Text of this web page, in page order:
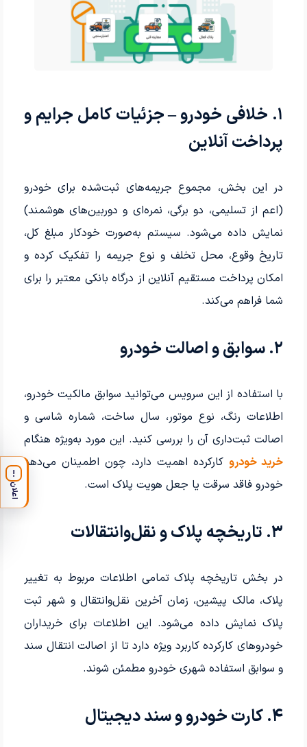
۱. خلافی خودرو – جزئیات کامل جرایم و
پرداخت آنلاین
در این بخش، مجموع جریمه‌های ثبت‌شده برای خودرو
(اعم از تسلیمی، دو برگی، نمره‌ای و دوربین‌های هوشمند)
نمایش داده می‌شود. سیستم به‌صورت خودکار مبلغ کل،
تاریخ وقوع، محل تخلف و نوع جریمه را تفکیک کرده و
امکان پرداخت مستقیم آنلاین از درگاه بانکی معتبر را برای
شما فراهم می‌کند.
۲. سوابق و اصالت خودرو
با استفاده از این سرویس می‌توانید سوابق مالکیت خودرو،
اطلاعات رنگ، نوع موتور، سال ساخت، شماره شاسی و
اصالت ثبت‌داری آن را بررسی کنید. این مورد به‌ویژه هنگام
خرید خودروکارکرده اهمیت دارد، چون اطمینان می‌دهد
خودرو فاقد سرقت یا جعل هویت پلاک است.
۳. تاریخچه پلاک و نقل‌وانتقالات
در بخش تاریخچه پلاک تمامی اطلاعات مربوط به تغییر
پلاک، مالک پیشین، زمان آخرین نقل‌وانتقال و شهر ثبت
پلاک نمایش داده می‌شود. این اطلاعات برای خریداران
خودروهای کارکرده کاربرد ویژه دارد تا از اصالت انتقال سند
و سوابق استفاده شهری خودرو مطمئن شوند.
۴. کارت خودرو و سند دیجیتال
!
اعلان